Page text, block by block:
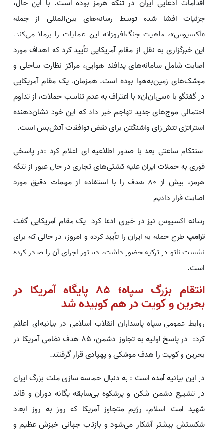
اقدامات ادعایی ایران در تنگه هرمز بوده است. با این حال،
جزئیات افشا شده توسط رسانه‌های بین‌المللی از جمله
«آکسیوس»، ماهیت جنگ‌افروزانه این عملیات را برملا می‌کند.
این خبرگزاری به نقل از مقام آمریکایی تأیید کرد که اهداف مورد
اصابت شامل سامانه‌های پدافند هوایی، مراکز نظارت ساحلی و
موشک‌های زمین‌به‌هوا بوده است. همزمان، یک مقام آمریکایی
در گفتگو با «سی‌ان‌ان» با اعتراف به عدم تناسب حملات، از تداوم
احتمالی موج‌های جدید تهاجم خبر داد که این خود نشان‌دهنده
استراتژی تنش‌زای واشنگتن برای نقض توافقات آتش‌بس است.
سنتکام ساعتی بعد با صدور اطلاعیه ای اعلام کرد :در پاسخی
فوری به حملات ایران علیه کشتی‌های تجاری در حال عبور از تنگه
هرمز، بیش از ۸۰ هدف را با استفاده از مهمات دقیق مورد
اصابت قرار دادیم
رسانه اکسیوس نیز در خبری ادعا کرد یک مقام آمریکایی گفت
ترامپطرح حمله به ایران را تأیید کرده و امروز، در حالی که برای
نشست ناتو در ترکیه حضور داشت، دستور اجرای آن را صادر کرده
است.
انتقام بزرگ سپاه؛ ۸۵ پایگاه آمریکا در
بحرین و کویت در هم کوبیده شد
روابط عمومی سپاه پاسداران انقلاب اسلامی در بیانیه‌ای اعلام
کرد: در پاسخ اولیه به تجاوز دشمن، 85 هدف نظامی آمریکا در
بحرین و کویت را هدف موشکی و پهپادی قرار گرفتند.
در این بیانیه آمده است : به دنبال حماسه سازی ملت بزرگ ایران
در تشییع دشمن شکن و پرشکوه بی‌سابقه یگانه دوران و قائد
شهید امت اسلام، رژیم متجاوز آمریکا که روز به روز ابعاد
شکستش بیشتر آشکار می‌شود و بازتاب جهانی خیزش عظیم و